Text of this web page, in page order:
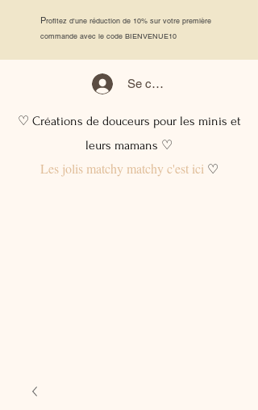
Profitez d'une réduction de 10% sur votre première
commande avec le code BIENVENUE10
Se connecter
♡ Créations de douceurs pour les minis et
leurs mamans ♡
Les jolis matchy matchy c'est ici♡